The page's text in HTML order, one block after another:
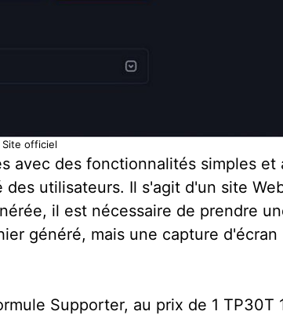
Site officiel
avec des fonctionnalités simples et
utilisateurs. Il s'agit d'un site
il est nécessaire de prendre
généré, mais une capture d'écran
Supporter, au prix de 1 TP30T